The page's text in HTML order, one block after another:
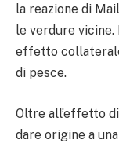
la reazione di
le verdure vicine.
effetto
di pesce.
Oltre all’effetto
dare origine a